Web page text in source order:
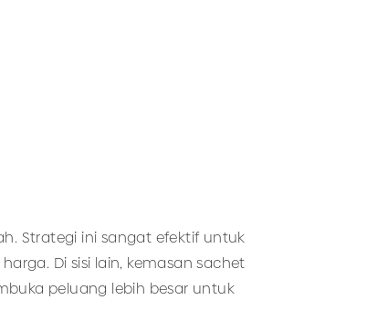
Strategi ini sangat efektif untuk
Di sisi lain, kemasan sachet
peluang lebih besar untuk